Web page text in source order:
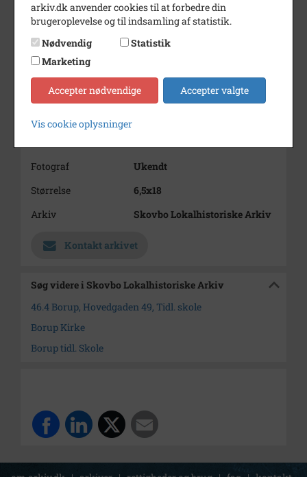
Type
Billeder
Beskrivelse
Ejendommen - 2 sammensat
fotos, vue over ejendommen
Bemærkning
Tidligere journalnr. intet, lbnr.
12-13
Årstal
Fotograf
Ukendt
Størrelse
6,5x18
Arkiv
Skovbo Lokalhistoriske Arkiv
Kontakt arkivet
Søg videre i Skovbo Lokalhistoriske Arkiv
46.4 Borup, Hovedgaden 49, Tidl. skole
Borup Kirke
Borup tidl. Skole
arkiv.dk anvender cookies til at forbedre din
brugeroplevelse og til indsamling af statistik.
Nødvendig
Statistik
Marketing
Accepter nødvendige Accepter valgte
Vis cookie oplysninger